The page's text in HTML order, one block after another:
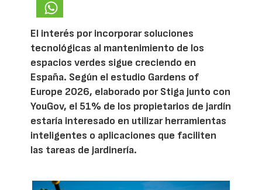
El interés por incorporar soluciones
tecnológicas al mantenimiento de los
espacios verdes sigue creciendo en
España. Según el estudio Gardens of
Europe 2026, elaborado por Stiga junto con
YouGov, el 51% de los propietarios de jardín
estaría interesado en utilizar herramientas
inteligentes o aplicaciones que faciliten
las tareas de jardinería.